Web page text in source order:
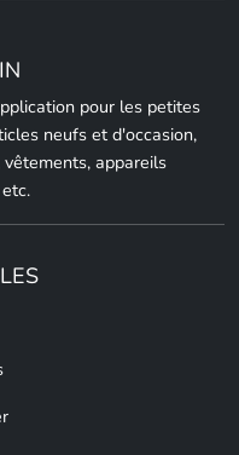
pour les petites
neufs et d'occasion,
appareils